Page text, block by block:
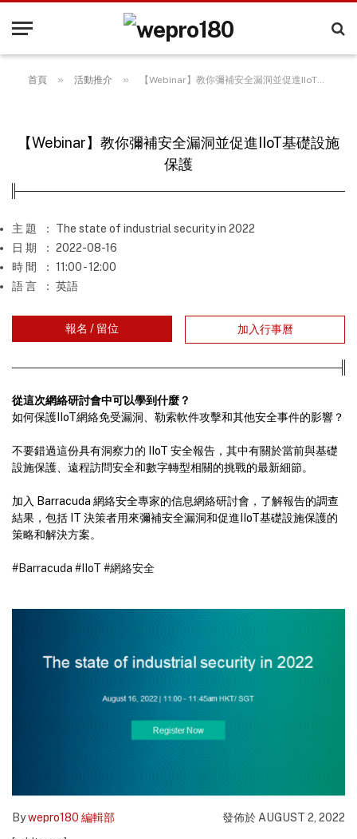
首頁 » 活動推介 » 【Webinar】教你彌補安全漏洞並促進IIoT基礎設施保護
【Webinar】教你彌補安全漏洞並促進IIoT基礎設施
保護
主 題
： The state of industrial security in 2022
日 期
： 2022-08-16
時 間
： 11:00 - 12:00
語 言
： 英語
報名 / 留位 加入行事曆
從這次網絡研討會中可以學到什麼？
如何保護IIoT網絡免受漏洞、勒索軟件攻擊和其他安全事件的影響？
不要錯過這份具有洞察力的 IIoT 安全報告，其中有關於當前與基礎
設施保護、遠程訪問安全和數字轉型相關的挑戰的最新細節。
加入 Barracuda 網絡安全專家的信息網絡研討會，了解報告的調查
結果，包括 IT 決策者用來彌補安全漏洞和促進IIoT基礎設施保護的
策略和解決方案。
#Barracuda #IIoT #網絡安全
Bywepro180 編輯部
發佈於 AUGUST 2, 2022